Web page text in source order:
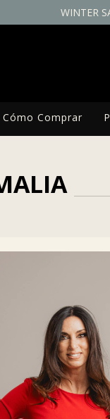
WINTER
Cómo Comprar